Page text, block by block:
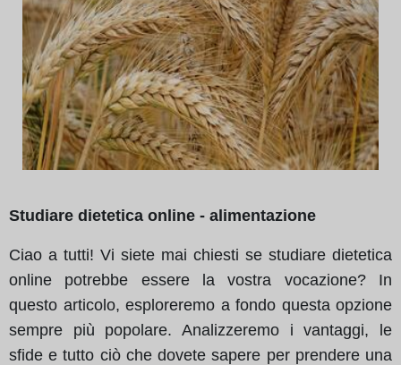
Studiare dietetica online - alimentazione
Ciao a tutti! Vi siete mai chiesti se studiare dietetica
online potrebbe essere la vostra vocazione? In
questo articolo, esploreremo a fondo questa opzione
sempre più popolare. Analizzeremo i vantaggi, le
sfide e tutto ciò che dovete sapere per prendere una